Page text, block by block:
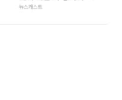
뉴스캐스트